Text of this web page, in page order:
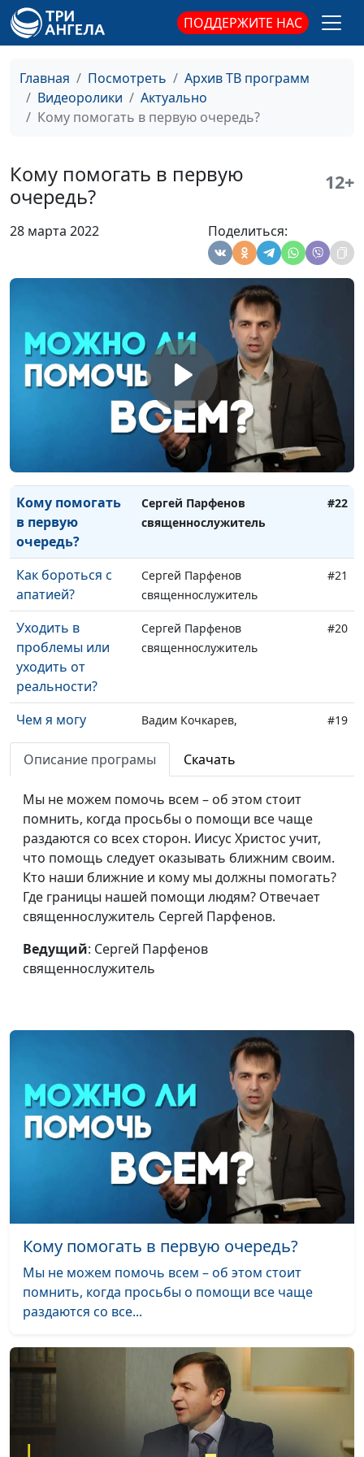
ПОДДЕРЖИТЕ НАС
Главная Посмотреть
Архив ТВ программ
Видеоролики
Актуально
Кому помогать в первую очередь?
Кому помогать в первую
очередь?
12+
28 марта 2022 Поделиться:
важные вещи в
жизни
священнослужитель
умершим
родным?
священнослужитель
разговора?
определиться с
апатией
Ольга Лебедева, клинический
Как избавиться
от чувства вины?
Ольга Лебедева, клинический
психолог
#24
будущем?
Ольга Лебедева, клинический
психолог
#23
Кому помогать
в первую
очередь?
Сергей Парфенов
священнослужитель
#22
Как бороться с
апатией?
Сергей Парфенов
священнослужитель
#21
Уходить в
проблемы или
уходить от
реальности?
Сергей Парфенов
священнослужитель
#20
Чем я могу
помочь людям в
тяжелые
Вадим Кочкарев,
священнослужитель, магистр
богословия, Анвар Гиндуллин,
священнослужитель
#19
ребенка от
дурного влияния
Вадим Кочкарев,
священнослужитель, магистр
богословия, Анвар Гиндуллин,
Кого слушать,
чтобы потом не
жалеть?
Анвар Гиндуллин,
священнослужитель, Вадим
Кочкарев,
священнослужитель, магистр
умершим
священнослужитель, Вадим
священнослужитель, магистр
богословия
Как преодолеть
страх перед
Анвар Гиндуллин,
священнослужитель, Вадим
Кочкарев,
священнослужитель, магистр
богословия
Нужно ли
жениться в
трудные
времена?
священнослужитель, Вадим
Кочкарев,
священнослужитель, магистр
Библия как
фильтр для
информации
Анвар Гиндуллин,
священнослужитель, Вадим
Кочкарев,
священнослужитель, магистр
богословия
#13
Описание програмы Скачать
Мы не можем помочь всем – об этом стоит
помнить, когда просьбы о помощи все чаще
раздаются со всех сторон. Иисус Христос учит,
что помощь следует оказывать ближним своим.
Кто наши ближние и кому мы должны помогать?
Где границы нашей помощи людям? Отвечает
священнослужитель Сергей Парфенов.
Ведущий: Сергей Парфенов
священнослужитель
Кому помогать в первую очередь?
Мы не можем помочь всем – об этом стоит
помнить, когда просьбы о помощи все чаще
раздаются со все...